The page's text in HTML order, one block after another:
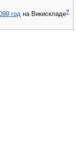
год на Викискладе?